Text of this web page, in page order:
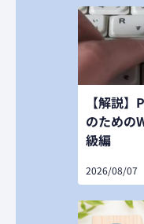
【解説
のための
級編
2026/08/07